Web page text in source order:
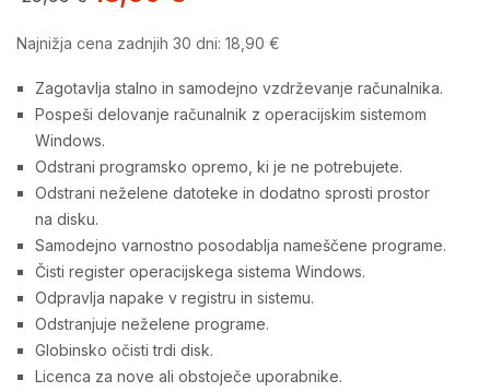
Najnižja cena zadnjih 30 dni: 18,90 €
Zagotavlja stalno in samodejno vzdrževanje računalnika.
Pospeši delovanje računalnik z operacijskim sistemom
Windows.
Odstrani programsko opremo, ki je ne potrebujete.
Odstrani neželene datoteke in dodatno sprosti prostor
na disku.
Samodejno varnostno posodablja nameščene programe.
Čisti register operacijskega sistema Windows.
Odpravlja napake v registru in sistemu.
Odstranjuje neželene programe.
Globinsko očisti trdi disk.
Licenca za nove ali obstoječe uporabnike.